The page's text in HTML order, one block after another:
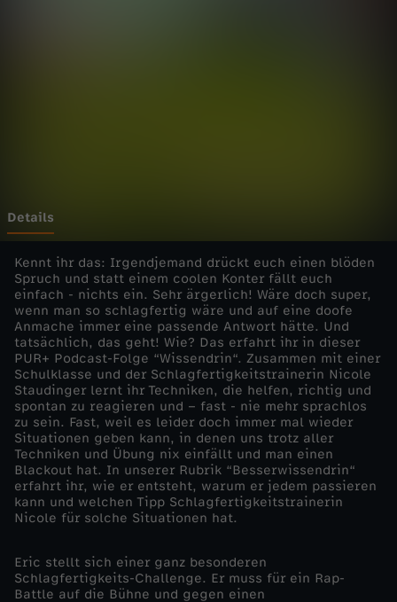
W
i
s
s
e
n
d
r
i
Details
Kennt ihr das: Irgendjemand drückt euch einen blöden
Spruch und statt einem coolen Konter fällt euch
einfach - nichts ein. Sehr ärgerlich! Wäre doch super,
wenn man so schlagfertig wäre und auf eine doofe
Anmache immer eine passende Antwort hätte. Und
tatsächlich, das geht! Wie? Das erfahrt ihr in dieser
PUR+ Podcast-Folge “Wissendrin“. Zusammen mit einer
Schulklasse und der Schlagfertigkeitstrainerin Nicole
Staudinger lernt ihr Techniken, die helfen, richtig und
spontan zu reagieren und – fast - nie mehr sprachlos
zu sein. Fast, weil es leider doch immer mal wieder
Situationen geben kann, in denen uns trotz aller
Techniken und Übung nix einfällt und man einen
Blackout hat. In unserer Rubrik “Besserwissendrin“
erfahrt ihr, wie er entsteht, warum er jedem passieren
kann und welchen Tipp Schlagfertigkeitstrainerin
Nicole für solche Situationen hat.
Eric stellt sich einer ganz besonderen
Schlagfertigkeits-Challenge. Er muss für ein Rap-
Battle auf die Bühne und gegen einen